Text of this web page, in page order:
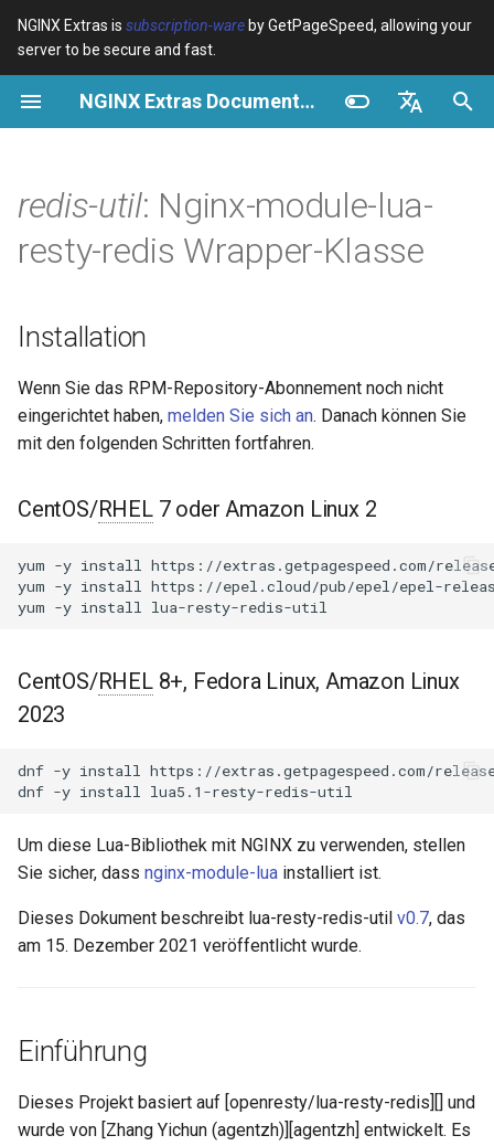
NGINX Extras is subscription-ware by GetPageSpeed, allowing your
server to be secure and fast.
NGINX Extras Documentation
Español
Português (Brasil)
中文
S
u
r
d
i
i
i
i
r
t
device-type Variables
Examples
geoip2
Directives
Examples
accept-language
ajp
auth-digest
auth-ldap
auth-pam
auth-radius
brotli
CentOS/RHEL 7 oder
Installation
Standardwerte
pipeline
Dank
Feedback
GitHub
Cache
Leistung
Sicherheit
RHEL/CentOS wählen
NGINX-MOD - Verbesserte
RHEL
Tengine Webserver -
Installation auf RHEL, CentOS
& Rocky Linux
NGINX-Module für das Plesk-
Control-Panel - RPM-Pakete
cPanel EA4 NGINX-Module -
Verwandle ea-nginx in eine
NGINX HTTP/3 QUIC
für RHEL & CentOS
Installation auf RHEL, CentOS,
Rocky Linux & AlmaLinux
redis-util: Nginx-module-lua-
resty-redis Wrapper-Klasse
Installation
Wenn Sie das RPM-Repository-Abonnement noch nicht
eingerichtet haben, melden Sie sich an. Danach können Sie
mit den folgenden Schritten fortfahren.
CentOS/RHEL7 oder Amazon Linux 2
yum -y install
https://extras.getpagespeed.com/
yum -y install
https://epel.cloud/pub/epel/epel-
yum -y install
CentOS/RHEL8+, Fedora Linux, Amazon Linux
2023
dnf -y install
https://extras.getpagespeed.com/
dnf -y install
Um diese Lua-Bibliothek mit NGINX zu verwenden, stellen
Sie sicher, dass nginx-module-lua installiert ist.
Dieses Dokument beschreibt lua-resty-redis-util v0.7, das
am 15. Dezember 2021 veröffentlicht wurde.
Einführung
Dieses Projekt basiert auf [openresty/lua-resty-redis][] und
wurde von [Zhang Yichun (agentzh)][agentzh] entwickelt. Es